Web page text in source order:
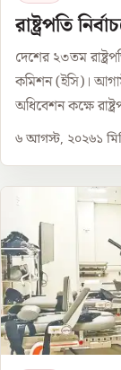
রাষ্ট্রপতি
দেশের ২৩তম
কমিশন (ইসি)।
অধিবেশন কক্ষে
৬ আগস্ট, ২০২৬১